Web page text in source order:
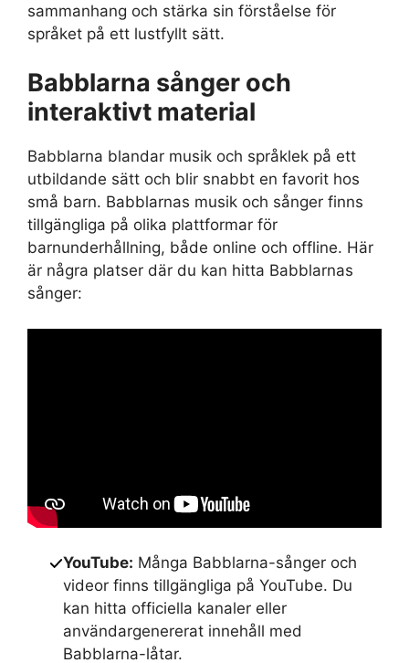
sammanhang och stärka sin förståelse för
språket på ett lustfyllt sätt.
Babblarna sånger och
interaktivt material
Babblarna blandar musik och språklek på ett
utbildande sätt och blir snabbt en favorit hos
små barn. Babblarnas musik och sånger finns
tillgängliga på olika plattformar för
barnunderhållning, både online och offline. Här
är några platser där du kan hitta Babblarnas
sånger:
YouTube: Många Babblarna-sånger och
videor finns tillgängliga på YouTube. Du
kan hitta officiella kanaler eller
användargenererat innehåll med
Babblarna-låtar.